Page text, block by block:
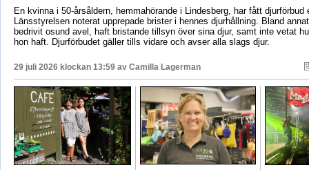
En kvinna i 50-årsåldern, hemmahörande i Lindesberg, har fått djurförbud
Länsstyrelsen noterat upprepade brister i hennes djurhållning. Bland
bedrivit osund avel, haft bristande tillsyn över sina djur, samt inte vetat
hon haft. Djurförbudet gäller tills vidare och avser alla slags djur.
29 juli 2026 klockan 13:59 av Camilla Lagerman